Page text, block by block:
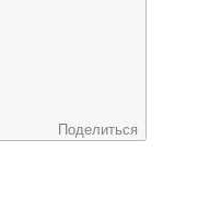
Поделиться